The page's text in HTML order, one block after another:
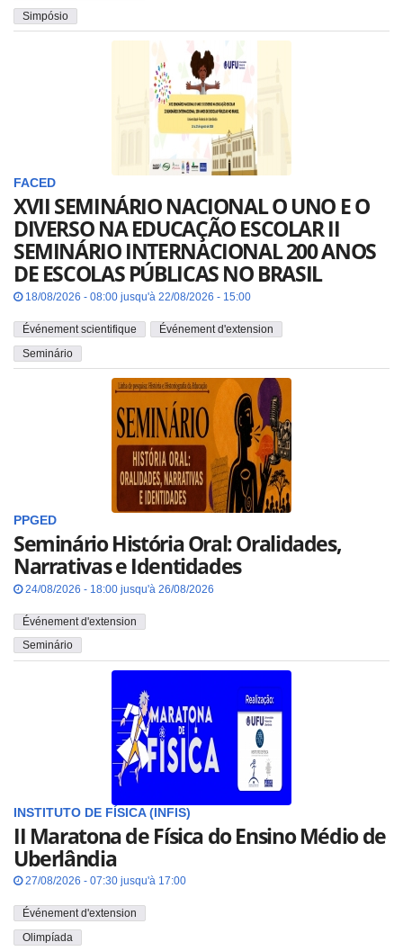
Simpósio
FACED
XVII SEMINÁRIO NACIONAL O UNO E O
DIVERSO NA EDUCAÇÃO ESCOLAR II
SEMINÁRIO INTERNACIONAL 200 ANOS
DE ESCOLAS PÚBLICAS NO BRASIL
18/08/2026 - 08:00 jusqu'à 22/08/2026 - 15:00
Événement scientifique
Événement d'extension
Seminário
PPGED
Seminário História Oral: Oralidades,
Narrativas e Identidades
24/08/2026 - 18:00 jusqu'à 26/08/2026
Événement d'extension
Seminário
INSTITUTO DE FÍSICA (INFIS)
II Maratona de Física do Ensino Médio de
Uberlândia
27/08/2026 - 07:30 jusqu'à 17:00
Événement d'extension
Olimpíada